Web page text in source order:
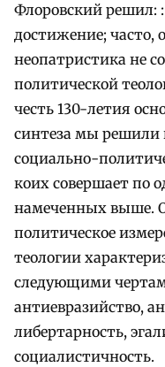
Флоровский решил:
достижение; часто,
неопатристика не
политической
честь 130-летия
синтеза мы решили
социально-
коих совершает по
намеченных выше.
политическое
теологии
следующими
антиевразийство,
либертарность,
социалистичность.